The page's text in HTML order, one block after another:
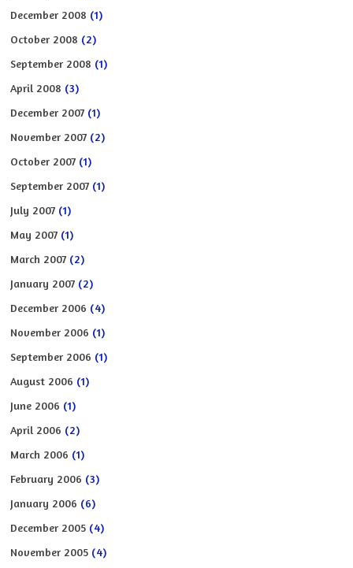
December 2008 (1)
October 2008 (2)
September 2008 (1)
April 2008 (3)
December 2007 (1)
November 2007 (2)
October 2007 (1)
September 2007 (1)
July 2007 (1)
May 2007 (1)
March 2007 (2)
January 2007 (2)
December 2006 (4)
November 2006 (1)
September 2006 (1)
August 2006 (1)
June 2006 (1)
April 2006 (2)
March 2006 (1)
February 2006 (3)
January 2006 (6)
December 2005 (4)
November 2005 (4)